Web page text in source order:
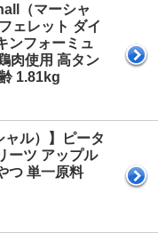
（マーシャ
ェレット ダイ
ンフォーミュ
肉使用 高タン
1.81kg
ャル）】ピータ
ーツ アップル
つ 単一原料